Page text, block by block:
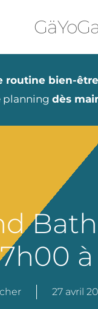
routine bien-
planning dès
27 avril